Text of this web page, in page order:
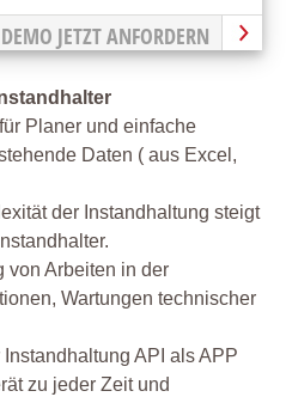
DEMO JETZT ANFORDERN
Planer und einfache
Daten ( aus Excel,
der Instandhaltung steigt
von Arbeiten in der
Wartungen technischer
API als APP
zu jeder Zeit und